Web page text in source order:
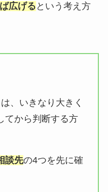
広げる という考え方
、いきなり大きく
てから判断する方
談先の4つを先に確